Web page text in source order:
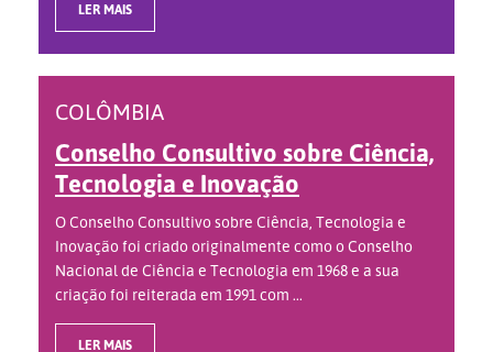
LER MAIS
COLÔMBIA
Conselho Consultivo sobre Ciência,
Tecnologia e Inovação
O Conselho Consultivo sobre Ciência, Tecnologia e
Inovação foi criado originalmente como o Conselho
Nacional de Ciência e Tecnologia em 1968 e a sua
criação foi reiterada em 1991 com ...
LER MAIS